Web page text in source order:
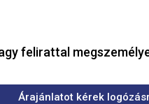
felirattal
Árajánlatot kérek